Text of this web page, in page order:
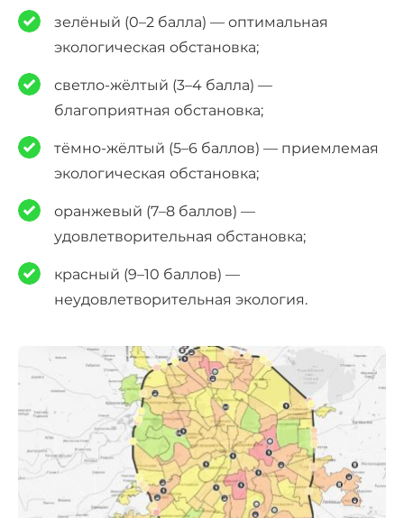
зелёный (0–2 балла) — оптимальная
экологическая обстановка;
светло-жёлтый (3–4 балла) —
благоприятная обстановка;
тёмно-жёлтый (5–6 баллов) — приемлемая
экологическая обстановка;
оранжевый (7–8 баллов) —
удовлетворительная обстановка;
красный (9–10 баллов) —
неудовлетворительная экология.